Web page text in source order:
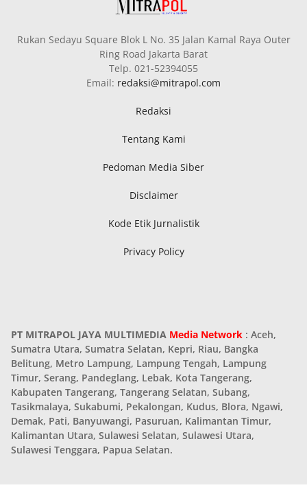
Rukan Sedayu Square Blok L No. 35 Jalan Kamal Raya Outer
Ring Road Jakarta Barat
Telp. 021-52394055
Email: redaksi@mitrapol.com
Redaksi
Tentang Kami
Pedoman Media Siber
Disclaimer
Kode Etik Jurnalistik
Privacy Policy
PT MITRAPOL JAYA MULTIMEDIA Media Network : Aceh,
Sumatra Utara, Sumatra Selatan, Kepri, Riau, Bangka
Belitung, Metro Lampung, Lampung Tengah, Lampung
Timur, Serang, Pandeglang, Lebak, Kota Tangerang,
Kabupaten Tangerang, Tangerang Selatan, Subang,
Tasikmalaya, Sukabumi, Pekalongan, Kudus, Blora, Ngawi,
Demak, Pati, Banyuwangi, Pasuruan, Kalimantan Timur,
Kalimantan Utara, Sulawesi Selatan, Sulawesi Utara,
Sulawesi Tenggara, Papua Selatan.